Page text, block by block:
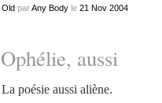
Old parAny Bodyle 21 Nov 2004
Ophélie, aussi
La poésie aussi aliène.